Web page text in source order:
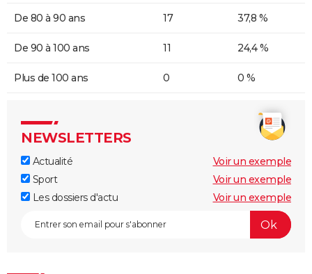
De 80 à 90 ans 17 37,8 %
De 90 à 100 ans 11 24,4 %
Plus de 100 ans 0 0 %
NEWSLETTERS
Actualité
Voir un exemple
Sport
Voir un exemple
Les dossiers d'actu
Voir un exemple